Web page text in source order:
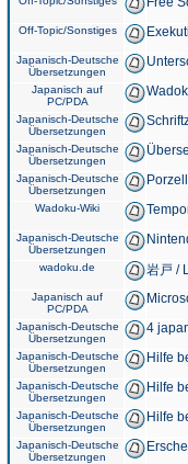
Off-Topic/Sonstiges
Japanisch-Deutsche
Übersetzungen
Japanisch auf
PC/PDA
Japanisch-Deutsche
Übersetzungen
Japanisch-Deutsche
Übersetzungen
Japanisch-Deutsche
Übersetzungen
Wadoku-Wiki
Japanisch-Deutsche
Übersetzungen
wadoku.de 岩戸 /
Japanisch auf
PC/PDA
Japanisch-Deutsche
Übersetzungen
4
Japanisch-Deutsche
Übersetzungen
Hilfe
Japanisch-Deutsche
Übersetzungen
Hilfe
Japanisch-Deutsche
Übersetzungen
Hilfe
Japanisch-Deutsche
Übersetzungen